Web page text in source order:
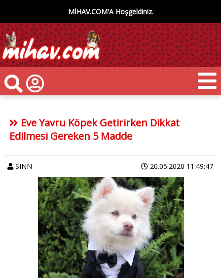
MİHAV.COM'A Hoşgeldiniz.
Eve Yavru Köpek Getirirken Dikkat
Edilmesi Gereken 5 Madde
SINN 20.05.2020 11:49:47